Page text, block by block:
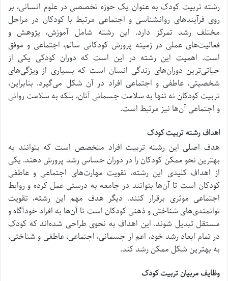
رشته تربیت کودک به عنوان یک حوزه تخصصی در علوم انسانی، بر
روی فرآیندهای روانشناسی و اجتماعی مرتبط با کودکان در مراحل
مختلف رشد تمرکز دارد. این رشته شامل آموزش، پژوهش و
فعالیت‌های عملی در زمینه پرورش کودکانی سالم، اجتماعی و موفق
است. اهمیت این رشته در این است که دوران کودکی یکی از
حیاتی‌ترین دوران‌های زندگی انسان است که بسیاری از ویژگی‌های
شخصیتی، عاطفی و اجتماعی افراد در آن شکل می‌گیرد. بنابراین،
تربیت کودکان نه تنها به سلامت جسمانی آنان، بلکه به سلامت روانی
و اجتماعی آن‌ها نیز مرتبط است.
اهداف رشته تربیت کودک
هدف اصلی این رشته تربیت افراد متخصص است که بتوانند به
بهترین نحو ممکن کودکان را در دوران حساس رشد پرورش دهند. یکی
از اهداف کلیدی این رشته، تقویت مهارت‌های اجتماعی و عاطفی
کودکان است تا آن‌ها بتوانند در جامعه به درستی عمل کرده و روابط
اجتماعی موثری برقرار کنند. دیگر هدف مهم این رشته، تقویت
توانمندی‌های شناختی و ذهنی کودکان است تا آن‌ها به افراد خودآگاه و
مستقل تبدیل شوند. این اهداف به نحوی طراحی شده‌اند که کودک
در تمام ابعاد رشد خود، اعم از جسمانی، اجتماعی، عاطفی و شناختی،
به بهترین شکل ممکن رشد کند.
وظایف مربیان تربیت کودک